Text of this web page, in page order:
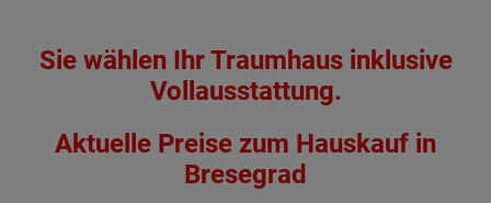
Sie wählen Ihr Traumhaus inklusive
Vollausstattung.
Aktuelle Preise zum Hauskauf in
Bresegrad